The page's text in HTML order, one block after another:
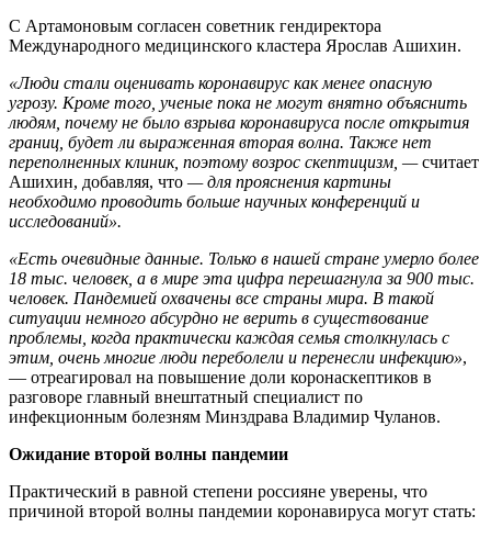
С Артамоновым согласен советник гендиректора
Международного медицинского кластера Ярослав Ашихин.
«Люди стали оценивать коронавирус как менее опасную
угрозу. Кроме того, ученые пока не могут внятно объяснить
людям, почему не было взрыва коронавируса после открытия
границ, будет ли выраженная вторая волна. Также нет
переполненных клиник, поэтому возрос скептицизм, —считает
Ашихин, добавляя, что — для прояснения картины
необходимо проводить больше научных конференций и
исследований».
«Есть очевидные данные. Только в нашей стране умерло более
18 тыс. человек, а в мире эта цифра перешагнула за 900 тыс.
человек. Пандемией охвачены все страны мира. В такой
ситуации немного абсурдно не верить в существование
проблемы, когда практически каждая семья столкнулась с
этим, очень многие люди переболели и перенесли инфекцию»,
— отреагировал на повышение доли коронаскептиков в
разговоре главный внештатный специалист по
инфекционным болезням Минздрава Владимир Чуланов.
Ожидание второй волны пандемии
Практический в равной степени россияне уверены, что
причиной второй волны пандемии коронавируса могут стать: